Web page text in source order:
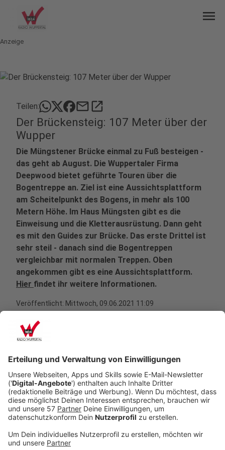
menu
Anzeige
Teilen: mailopen_in_new
Der Brückensteig: 107 Meter über der
Wupper
Die Müngstener Brücke einmal zu Fuß besteigen -
das geht ab August. Die Wuppertaler Firma
Deepwood bietet geführte Touren über die
Bogentreppe an. Ziel ist eine Aussichtsplattform
am Scheitelpunkt des Bogens, in mehr als 100
Metern Höhe. Im Haus Müngsten gibt es die
Einweisung und die Kletterausrüstung. Dann geht
es mit den Guides zur Brücke. Das erste Drittel ist
sehr steil - danach sind die Bogentreppen
vergleichbar mit normalen Treppen. Oben
angekommen gibt es eine Aussichtsplattform.
Hier findet ihr weitere Informationen.
Veröffentlicht: Mittwoch, 09.06.2021 11:09
Anzeige
Ab sofort gibt es
Gutscheine für die Touren. Die
kosten dann nur 55 Euro. Ab dem 01. August kostet
die Tour 79 Euro, ermäßigt (für Schüler:innen und
Student:innen) 69 Euro, außerdem soll es ggf. noch
ermäßigte Gruppentarife geben.
Anzeige